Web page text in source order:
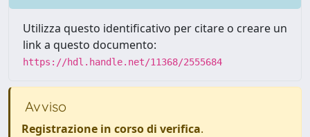
Utilizza questo identificativo per citare o creare un
link a questo documento:
https://hdl.handle.net/11368/2555684
Avviso
Registrazione in corso di verifica.